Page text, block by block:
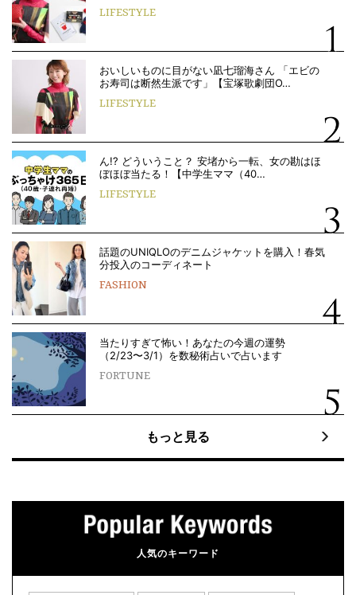
LIFESTYLE
おいしいものに目がない凪七瑠海さん 「エビの
お寿司は断然生派です」【宝塚歌劇団O…
LIFESTYLE
ん!? どういうこと？ 安堵から一転、女の勘はほ
ぼほぼ当たる！【中学生ママ（40…
LIFESTYLE
話題のUNIQLOのデニムジャケットを購入！春気
分投入のコーディネート
FASHION
当たりすぎて怖い！あなたの今週の運勢
（2/23〜3/1）を数秘術占いで占います
FORTUNE
もっと見る
人気のキーワード